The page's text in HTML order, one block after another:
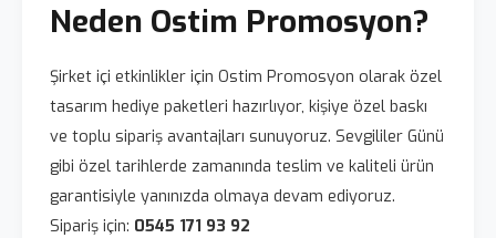
Neden Ostim Promosyon?
Şirket içi etkinlikler için Ostim Promosyon olarak özel
tasarım hediye paketleri hazırlıyor, kişiye özel baskı
ve toplu sipariş avantajları sunuyoruz. Sevgililer Günü
gibi özel tarihlerde zamanında teslim ve kaliteli ürün
garantisiyle yanınızda olmaya devam ediyoruz.
Sipariş için: 0545 171 93 92